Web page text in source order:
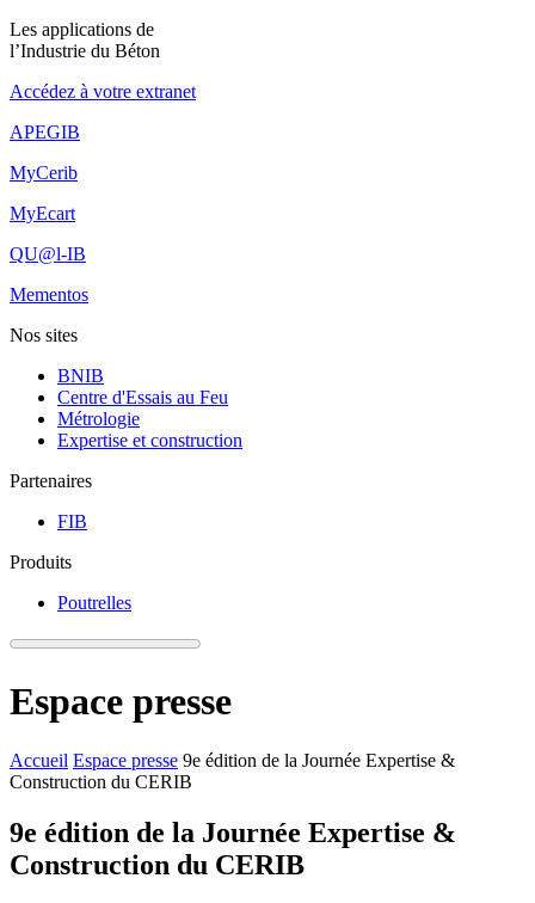
Les applications de
l’Industrie du Béton
Accédez à votre extranet
APEGIB
MyCerib
MyEcart
QU@l-IB
Mementos
Nos sites
BNIB
Centre d'Essais au Feu
Métrologie
Expertise et construction
Partenaires
FIB
Produits
Poutrelles
Espace presse
Accueil Espace presse 9e édition de la Journée Expertise &
Construction du CERIB
9e édition de la Journée Expertise &
Construction du CERIB